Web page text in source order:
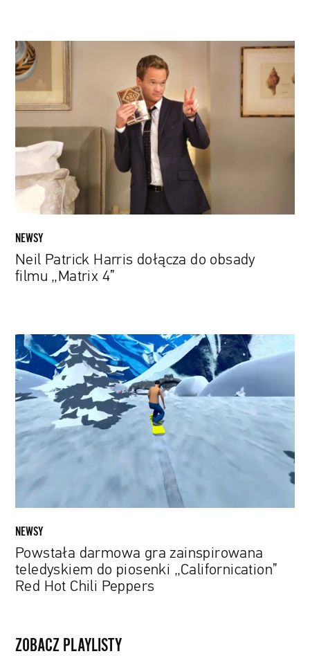
Neil
Patrick
Harris
filmu
4”
NEWSY
Neil Patrick Harris dołącza do obsady
filmu „Matrix 4”
Powstała
darmowa
gra
zainspirowana
teledyskiem
do
piosenki
„Californication”
Chili
Peppers
NEWSY
Powstała darmowa gra zainspirowana
teledyskiem do piosenki „Californication”
Red Hot Chili Peppers
ZOBACZ PLAYLISTY